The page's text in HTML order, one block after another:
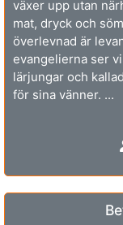
växer upp utan
mat, dryck och
överlevnad är
evangelierna ser
lärjungar och
för sina vänner. ...